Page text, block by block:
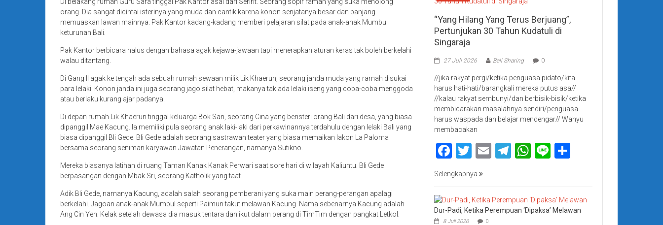
Di belakang rumah Guru Sara tinggal Pak Kantor asal dari Seririt. Seorang sopir ramah yang suka menolong
orang. Dia sangat dicintai isterinya yang muda dan cantik karena konon senjatanya besar dan panjang
memuaskan lawan mainnya. Pak Kantor kadang-kadang memberi pelajaran silat pada anak-anak Mumbul
keturunan Bali.
Pak Kantor berbicara halus dengan bahasa agak kejawa-jawaan tapi menerapkan aturan keras tak boleh berkelahi
walau ditantang.
Di Gang II agak ke tengah ada sebuah rumah sewaan milik Lik Khaerun, seorang janda muda yang ramah disukai
para lelaki. Konon janda ini juga seorang jago silat hebat, makanya tak ada lelaki iseng yang coba-coba menggoda
atau berlaku kurang ajar padanya.
Di depan rumah Lik Khaerun tinggal keluarga Bok San, seorang Cina yang beristeri orang Bali dari desa, yang biasa
dipanggil Mae Kacung. Ia memiliki pula seorang anak laki-laki dari perkawinannya terdahulu dengan lelaki Bali yang
biasa dipanggil Bli Gede. Bli Gede adalah seorang sastrawan teater yang biasa memaikan lakon La Paloma
bersama seorang seniman karyawan Jawatan Penerangan, namanya Sutikno.
Mereka biasanya latihan di ruang Taman Kanak Kanak Perwari saat sore hari di wilayah Kaliuntu. Bli Gede
berpasangan dengan Mbak Sri, seorang Katholik yang taat.
Adik Bli Gede, namanya Kacung, adalah salah seorang pemberani yang suka main perang-perangan apalagi
berkelahi. Jagoan anak-anak Mumbul seperti Paimun takut melawan Kacung. Nama sebenarnya Kacung adalah
Ang Cin Yen. Kelak setelah dewasa dia masuk tentara dan ikut dalam perang di TimTim dengan pangkat Letkol.
“Yang Hilang Yang Terus Berjuang”,
Pertunjukan 30 Tahun Kudatuli di
Singaraja
27 Juli 2026 Bali Sharing 0
//jika rakyat pergi/ketika penguasa pidato/kita
harus hati-hati/barangkali mereka putus asa//
//kalau rakyat sembunyi/dan berbisik-bisik/ketika
membicarakan masalahnya sendiri/penguasa
harus waspada dan belajar mendengar// Wahyu
membacakan
Facebook
Twitter
EmailTelegram
WhatsApp
Line
Selengkapnya
Dur-Padi, Ketika Perempuan ‘Dipaksa’ Melawan
8 Juli 2026 0